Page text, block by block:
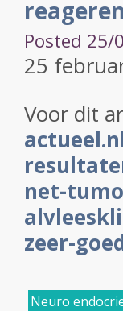
Posted 25/
25
Voor dit
net-
zeer-
Neuro